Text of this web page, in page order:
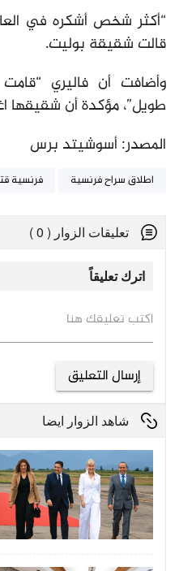
“أكثر شخص أشكره في
قالت شقيقة بوليت.
وأضافت أن فاليري
طويل”، مؤكدة أن شقيقها
المصدر: أسوشيتد برس
اطلاق سراح فرنسية فرنسية
تعليقات الزوار ( 0 )
اترك تعليقاً
اكتب تعليقك هنا
شاهد الزوار ايضا